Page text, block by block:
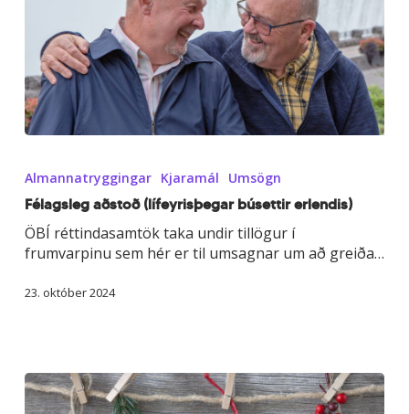
(lífeyrisþegar
búsettir
erlendis)
Almannatryggingar Kjaramál Umsögn
Félagsleg aðstoð (lífeyrisþegar búsettir erlendis)
ÖBÍ réttindasamtök taka undir tillögur í
frumvarpinu sem hér er til umsagnar um að greiða…
23. október 2024